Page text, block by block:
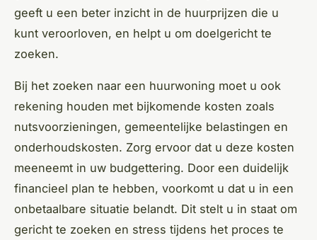
geeft u een beter inzicht in de huurprijzen die u
kunt veroorloven, en helpt u om doelgericht te
zoeken.
Bij het zoeken naar een huurwoning moet u ook
rekening houden met bijkomende kosten zoals
nutsvoorzieningen, gemeentelijke belastingen en
onderhoudskosten. Zorg ervoor dat u deze kosten
meeneemt in uw budgettering. Door een duidelijk
financieel plan te hebben, voorkomt u dat u in een
onbetaalbare situatie belandt. Dit stelt u in staat om
gericht te zoeken en stress tijdens het proces te